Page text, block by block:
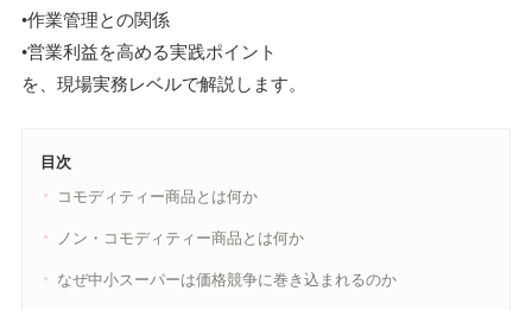
•作業管理との関係
•営業利益を高める実践ポイント
を、現場実務レベルで解説します。
目次
コモディティー商品とは何か
ノン・コモディティー商品とは何か
なぜ中小スーパーは価格競争に巻き込まれるのか